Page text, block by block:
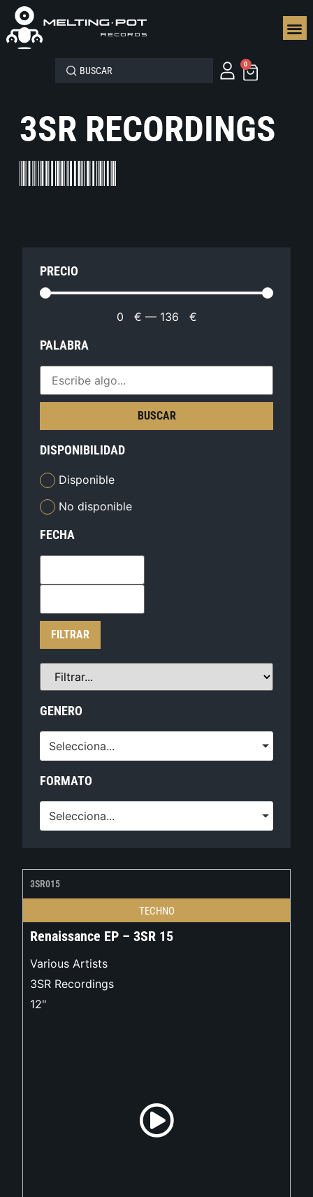
0
3SR RECORDINGS
PRECIO
0 € — 136 €
PALABRA
BUSCAR
DISPONIBILIDAD
Disponible
No disponible
FECHA
FILTRAR
GENERO
Selecciona...
FORMATO
Selecciona...
3SR015
TECHNO
Renaissance EP – 3SR 15
Various Artists
3SR Recordings
12"